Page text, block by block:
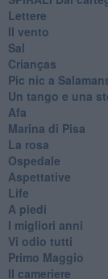
Lettere
Il vento
Sal
Crianças
Pic nic a
Un tango e una
Afa
Marina di Pisa
La rosa
Ospedale
Aspettative
Life
A piedi
I migliori anni
Vi odio tutti
Primo Maggio
Il cameriere